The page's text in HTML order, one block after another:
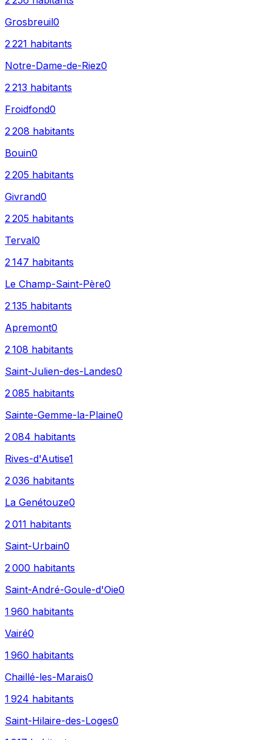
Grosbreuil0
2 221 habitants
Notre-Dame-de-Riez0
2 213 habitants
Froidfond0
2 208 habitants
Bouin0
2 205 habitants
Givrand0
2 205 habitants
Terval0
2 147 habitants
Le Champ-Saint-Père0
2 135 habitants
Apremont0
2 108 habitants
Saint-Julien-des-Landes0
2 085 habitants
Sainte-Gemme-la-Plaine0
2 084 habitants
Rives-d'Autise1
2 036 habitants
La Genétouze0
2 011 habitants
Saint-Urbain0
2 000 habitants
Saint-André-Goule-d'Oie0
1 960 habitants
Vairé0
1 960 habitants
Chaillé-les-Marais0
1 924 habitants
Saint-Hilaire-des-Loges0